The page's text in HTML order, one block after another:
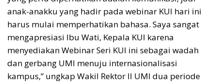
anak-anakku yang hadir pada webinar KUI hari ini
harus mulai memperhatikan bahasa. Saya sangat
mengapresiasi Ibu Wati, Kepala KUI karena
menyediakan Webinar Seri KUI ini sebagai wadah
dan gerbang UMI menuju internasionalisasi
kampus,” ungkap Wakil Rektor II UMI dua periode